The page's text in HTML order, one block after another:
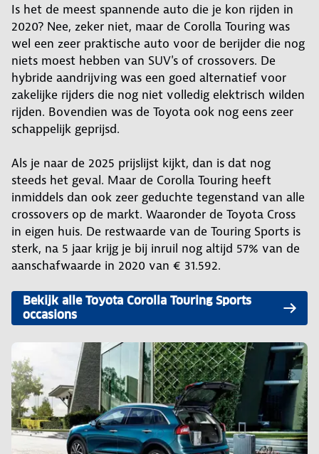
Is het de meest spannende auto die je kon rijden in
2020? Nee, zeker niet, maar de Corolla Touring was
wel een zeer praktische auto voor de berijder die nog
niets moest hebben van SUV's of crossovers. De
hybride aandrijving was een goed alternatief voor
zakelijke rijders die nog niet volledig elektrisch wilden
rijden. Bovendien was de Toyota ook nog eens zeer
schappelijk geprijsd.
Als je naar de 2025 prijslijst kijkt, dan is dat nog
steeds het geval. Maar de Corolla Touring heeft
inmiddels dan ook zeer geduchte tegenstand van alle
crossovers op de markt. Waaronder de Toyota Cross
in eigen huis. De restwaarde van de Touring Sports is
sterk, na 5 jaar krijg je bij inruil nog altijd 57% van de
aanschafwaarde in 2020 van € 31.592.
Bekijk alle Toyota Corolla Touring Sports
occasions